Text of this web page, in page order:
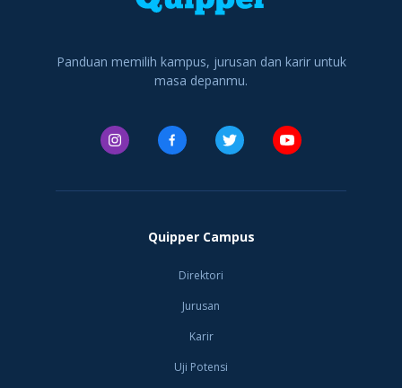
Panduan memilih kampus, jurusan dan karir untuk
masa depanmu.
Quipper Campus
Direktori
Jurusan
Karir
Uji Potensi